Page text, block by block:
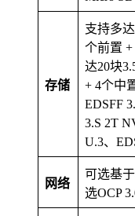
存储
支持多
个前置
达20块
+ 4个中
EDSFF
3.S 2T
U.3、
网络
可选基
选OCP